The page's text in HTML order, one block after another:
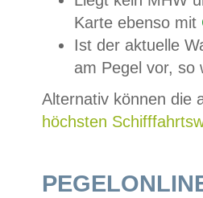
Karte ebenso mit
Ist der aktuelle
am Pegel vor,
Alternativ können die
höchsten